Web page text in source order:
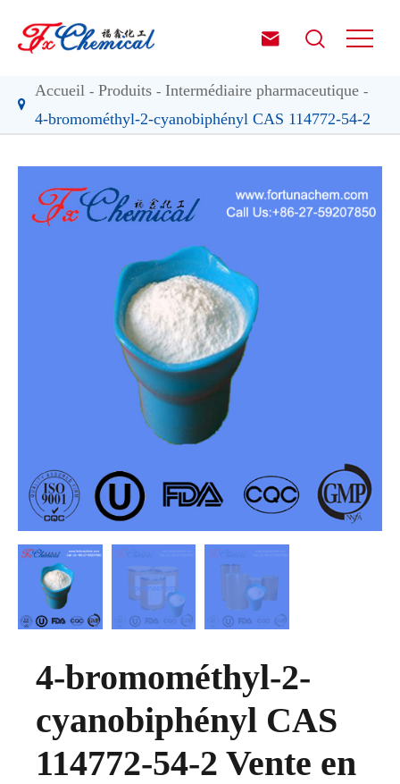
 
Accueil Produits
Intermédiaire pharmaceutique
4-bromométhyl-2-cyanobiphényl CAS 114772-54-2
4-bromométhyl-2-
cyanobiphényl CAS
114772-54-2 Vente en